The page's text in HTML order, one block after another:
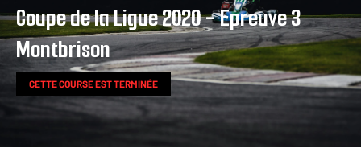
Coupe de la Ligue 2020 - Epreuve 3
Montbrison
CETTE COURSE EST TERMINÉE